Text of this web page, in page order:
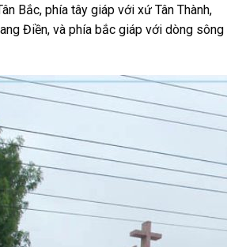
Bắc, phía tây giáp với xứ Tân Thành,
Điền, và phía bắc giáp với dòng sông